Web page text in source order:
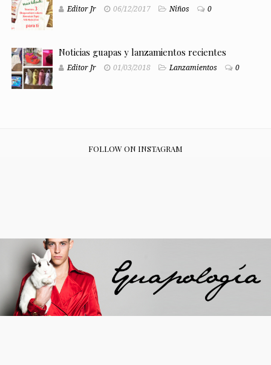
Editor Jr 06/12/2017 Niños 0
Noticias guapas y lanzamientos recientes
Editor Jr 01/03/2018 Lanzamientos 0
FOLLOW ON INSTAGRAM